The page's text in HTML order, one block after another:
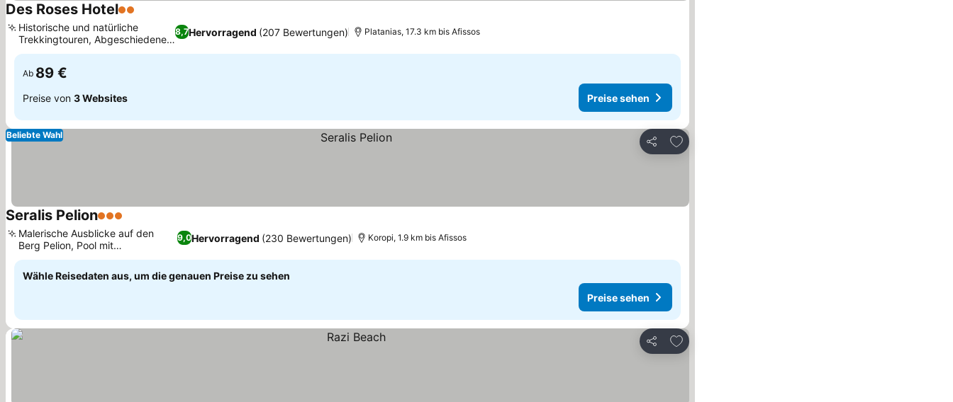
Des Roses Hotel2 Sterne
8,7Hervorragend (207 Bewertungen)
Historische und natürliche
Trekkingtouren, Abgeschiedene
Gartenoase
Platanias, 17.3 km bis Afissos
Ab 89 €
Preise von 3 Websites Preise sehen
Teilen
Zu Favoriten hinzufügen
Beliebte Wahl
Seralis Pelion3 Sterne
9,0Hervorragend (230 Bewertungen)
Malerische Ausblicke auf den
Berg Pelion, Pool mit
Hydromassagedüsen
Koropi, 1.9 km bis Afissos
Wähle Reisedaten aus, um die genauen Preise zu sehen
Preise sehen
Teilen
Zu Favoriten hinzufügen